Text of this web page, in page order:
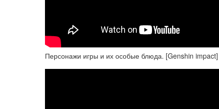
Персонажи игры и их особые блюда. [Genshin impact]